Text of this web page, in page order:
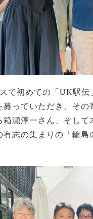
で初めての「UK駅
募っていただき、そ
箱瀬淳一さん、そし
有志の集まりの「輪